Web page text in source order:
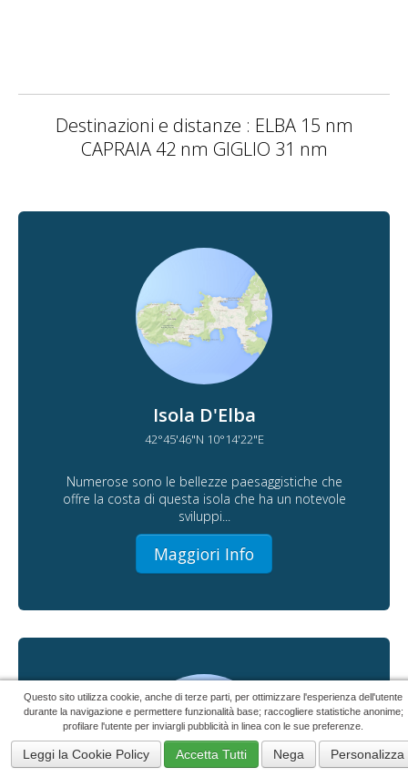
Destinazioni e distanze : ELBA 15 nm
CAPRAIA 42 nm GIGLIO 31 nm
Isola D'Elba
42°45'46"N 10°14'22"E
Numerose sono le bellezze paesaggistiche che
offre la costa di questa isola che ha un notevole
sviluppi...
Maggiori Info
Questo sito utilizza cookie, anche di terze parti, per ottimizzare l'esperienza dell'utente
durante la navigazione e permettere funzionalità base; raccogliere statistiche anonime;
profilare l'utente per inviargli pubblicità in linea con le sue preferenze.
Leggi la Cookie Policy Accetta Tutti Nega Personalizza